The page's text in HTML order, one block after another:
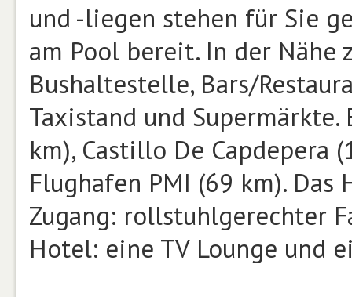
und -liegen stehen für Sie
am Pool bereit. In der
Bushaltestelle, Bars/
Taxistand und
km), Castillo De Capdepera
Flughafen PMI (69 km).
Zugang: rollstuhlgerechter
Hotel: eine TV Lounge und